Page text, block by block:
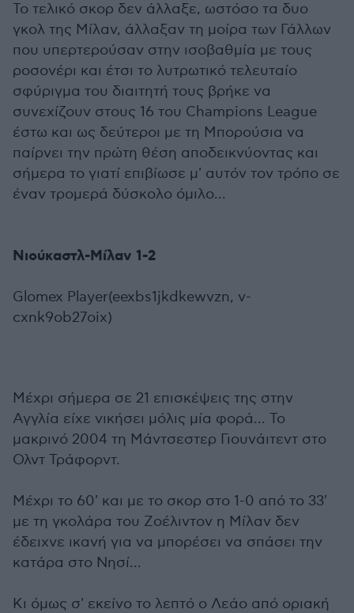
Το τελικό σκορ δεν άλλαξε, ωστόσο τα δυο
γκολ της Μίλαν, άλλαξαν τη μοίρα των Γάλλων
που υπερτερούσαν στην ισοβαθμία με τους
ροσονέρι και έτσι το λυτρωτικό τελευταίο
σφύριγμα του διαιτητή τους βρήκε να
συνεχίζουν στους 16 του Champions League
έστω και ως δεύτεροι με τη Μπορούσια να
παίρνει την πρώτη θέση αποδεικνύοντας και
σήμερα το γιατί επιβίωσε μ' αυτόν τον τρόπο σε
έναν τρομερά δύσκολο όμιλο...
Νιούκαστλ-Μίλαν 1-2
Glomex Player(eexbs1jkdkewvzn, v-
cxnk9ob27oix)
Μέχρι σήμερα σε 21 επισκέψεις της στην
Αγγλία είχε νικήσει μόλις μία φορά... Το
μακρινό 2004 τη Μάντσεστερ Γιουνάιτεντ στο
Ολντ Τράφορντ.
Μέχρι το 60' και με το σκορ στο 1-0 από το 33'
με τη γκολάρα του Ζοέλιντον η Μίλαν δεν
έδειχνε ικανή για να μπορέσει να σπάσει την
κατάρα στο Νησί...
Κι όμως σ' εκείνο το λεπτό ο Λεάο από οριακή